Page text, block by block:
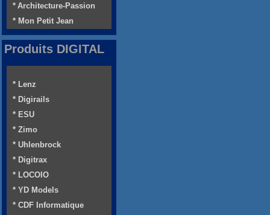
* Architecture-Passion
* Mon Petit Jean
Produits DIGITAL
* Lenz
* Digirails
* ESU
* Zimo
* Uhlenbrock
* Digitrax
* LOCOIO
* YD Models
* CDF Informatique